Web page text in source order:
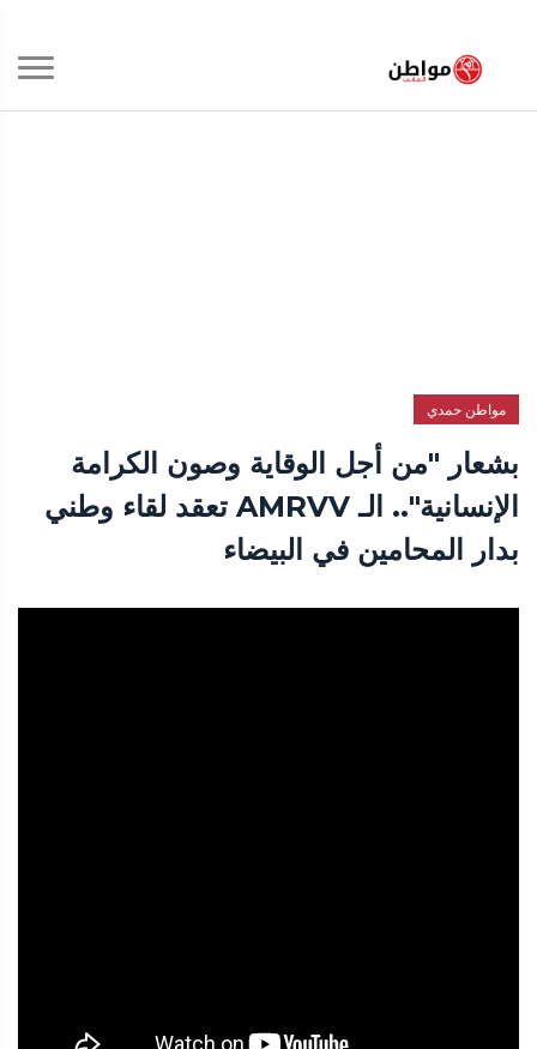
مواطن حمدي
بشعار "من أجل الوقاية وصون الكرامة
الإنسانية".. الـ AMRVV تعقد لقاء وطني
بدار المحامين في البيضاء